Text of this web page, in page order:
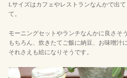
Lサイズはカフェやレストランなんかで出
て。
モーニングセットやランチなんかに良さそ
もちろん、炊きたてご飯に納豆、お味噌汁
それさえも絵になりそうです。